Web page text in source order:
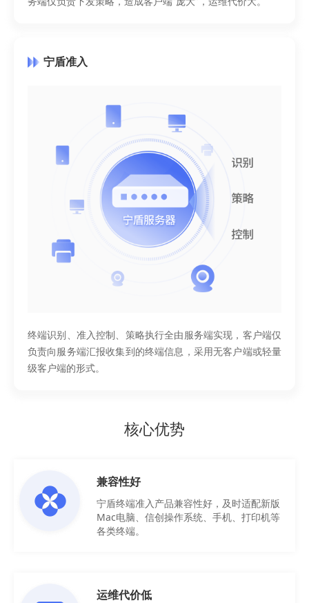
宁盾准入
终端识别、准入控制、策略执行全由服务端实现，客户端仅
负责向服务端汇报收集到的终端信息，采用无客户端或轻量
级客户端的形式。
核心优势
兼容性好
宁盾终端准入产品兼容性好，及时适配新版
Mac电脑、信创操作系统、手机、打印机等
各类终端。
运维代价低